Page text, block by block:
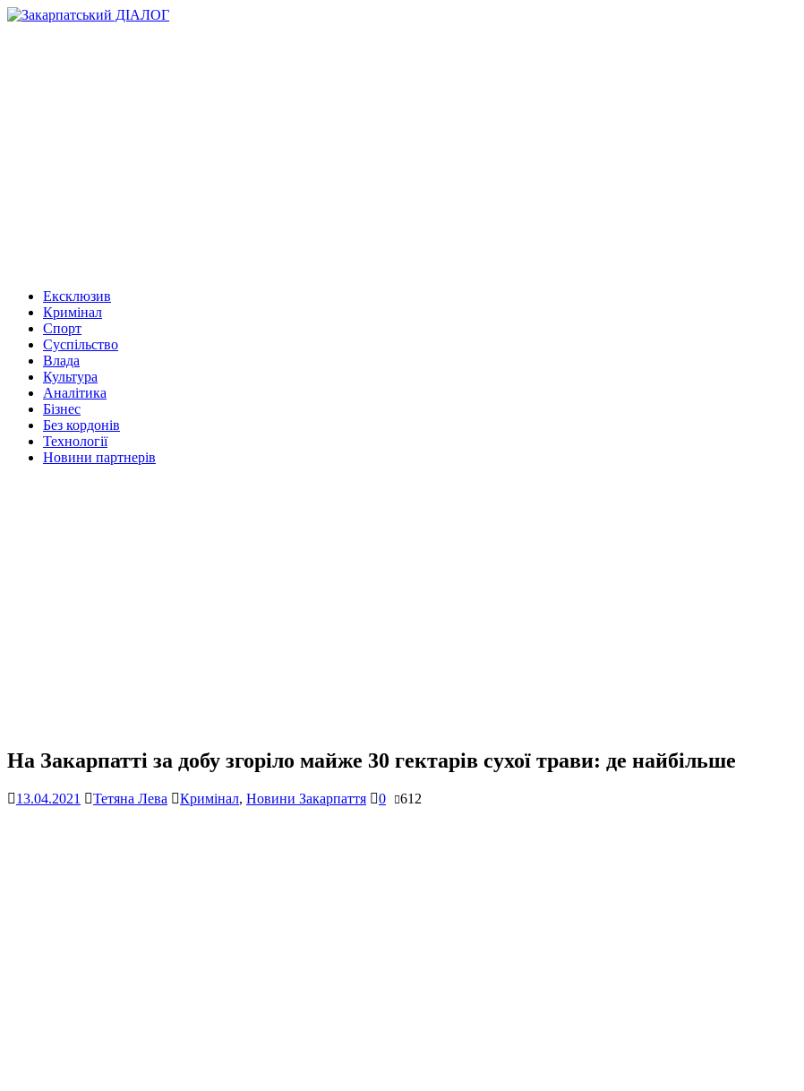
Ексклюзив
Кримінал
Спорт
Суспільство
Влада
Культура
Аналітика
Бізнес
Без кордонів
Технології
Новини партнерів
На Закарпатті за добу згоріло майже 30 гектарів сухої трави: де найбільше
13.04.2021 Тетяна Лева Кримінал, Новини Закарпаття 0 612